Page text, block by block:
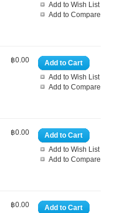
Add to Wish List
Add to Compare
Add to Cart
Add to Wish List
Add to Compare
฿0.00
Add to Cart
Add to Wish List
Add to Compare
฿0.00
Add to Cart
฿0.00